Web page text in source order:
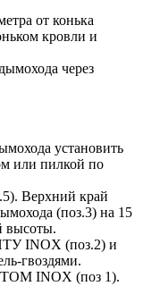
от конька
кровли и
через
установить
или пилкой по
Верхний край
(поз.3) на 15
высоты.
INOX (поз.2) и
гвоздями.
INOX (поз 1).